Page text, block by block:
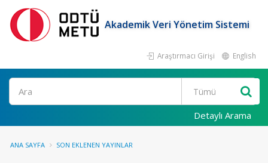
Akademik Veri Yönetim Sistemi
Araştırmacı Girişi English
Ara
Detaylı Arama
ANA SAYFA SON EKLENEN YAYINLAR